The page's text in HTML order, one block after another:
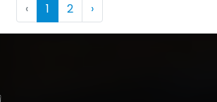
‹ 1 2 ›